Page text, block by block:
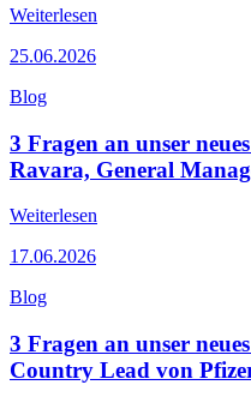
Weiterlesen
25.06.2026
Blog
3 Fragen an unser
Ravara, General
Weiterlesen
17.06.2026
Blog
3 Fragen an unser
Country Lead von